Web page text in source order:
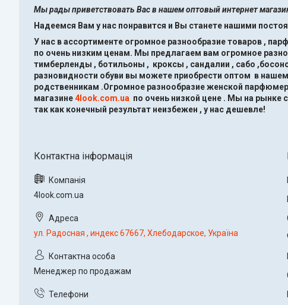
Мы рады приветствовать Вас в нашем оптовый интернет
Надеемся Вам у нас понравится и Вы станете нашими
У нас в ассортименте огромное разнообразие товаров ,
по очень низким ценам. Мы предлагаем вам огромное
тимберленды , ботильоны , кроксы , сандалии , сабо
разновидности обуви вы можете приобрести оптом в
родственникам .Огромное разнообразие женской
магазине4look.com.ua по очень низкой цене . Мы на рынке
так как конечный результат неизбежен , у нас дешевле!
4look.com.ua
ул. Радосная , индекс 67667, Хлебодарское, Україна
Менеджер по продажам